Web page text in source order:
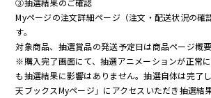
③抽選結果のご確認
Myページの注文詳細ページ（注文・配送状況の確
す。
対象商品、抽選賞品の発送予定日は商品ページ概
※購入完了画面にて、抽選アニメーションが正常
も抽選結果に影響はありません。抽選自体は完了
天ブックスMyページ」にアクセスいただき抽選結